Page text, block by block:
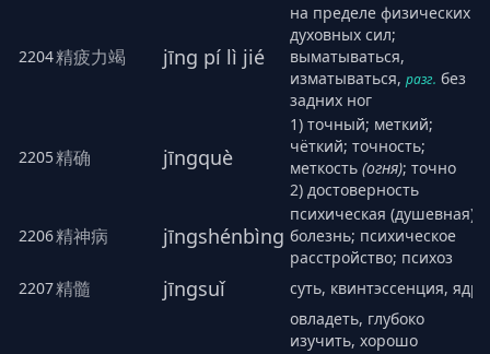
2204精疲力竭 jīng pí lì jié
на пределе физических и
духовных сил;
выматываться,
изматываться, разг. без
задних ног
2205精确 jīngquè
1) точный; меткий;
чёткий; точность;
меткость (огня); точно
2) достоверность
2206精神病 jīngshénbìng
психическая (душевная)
болезнь; психическое
расстройство; психоз
2207精髓 jīngsuǐ суть, квинтэссенция, ядро
овладеть, глубоко
изучить, хорошо